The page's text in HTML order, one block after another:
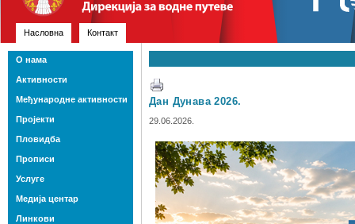
Насловна Контакт
Дан Дунава 2026.
29.06.2026.
О нама
Активности
Међународне активности
Пројекти
Пловидба
Прописи
Услуге
Медија центар
Линкови